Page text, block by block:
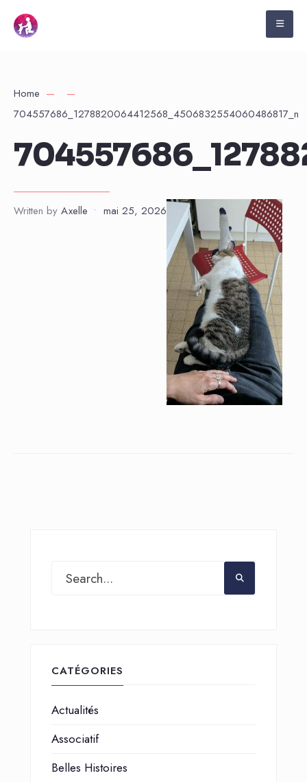
Home
704557686_1278820064412568_4506832554060486817_n
Written by Axelle • mai 25, 2026
CATÉGORIES
Actualités
Associatif
Belles Histoires